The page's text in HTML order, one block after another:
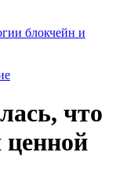
блокчейн и
что
ценной